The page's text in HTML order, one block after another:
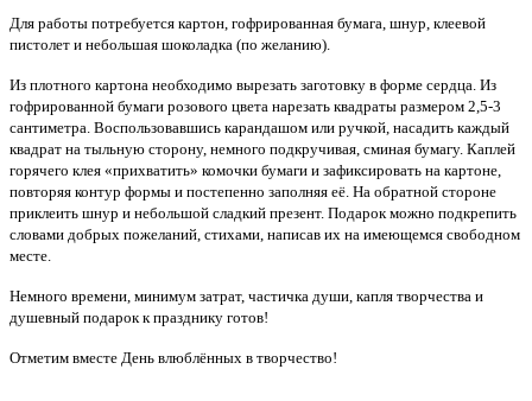
Для работы потребуется картон, гофрированная бумага, шнур, клеевой
пистолет и небольшая шоколадка (по желанию).
Из плотного картона необходимо вырезать заготовку в форме сердца. Из
гофрированной бумаги розового цвета нарезать квадраты размером 2,5-3
сантиметра. Воспользовавшись карандашом или ручкой, насадить каждый
квадрат на тыльную сторону, немного подкручивая, сминая бумагу. Каплей
горячего клея «прихватить» комочки бумаги и зафиксировать на картоне,
повторяя контур формы и постепенно заполняя её. На обратной стороне
приклеить шнур и небольшой сладкий презент. Подарок можно подкрепить
словами добрых пожеланий, стихами, написав их на имеющемся свободном
месте.
Немного времени, минимум затрат, частичка души, капля творчества и
душевный подарок к празднику готов!
Отметим вместе День влюблённых в творчество!